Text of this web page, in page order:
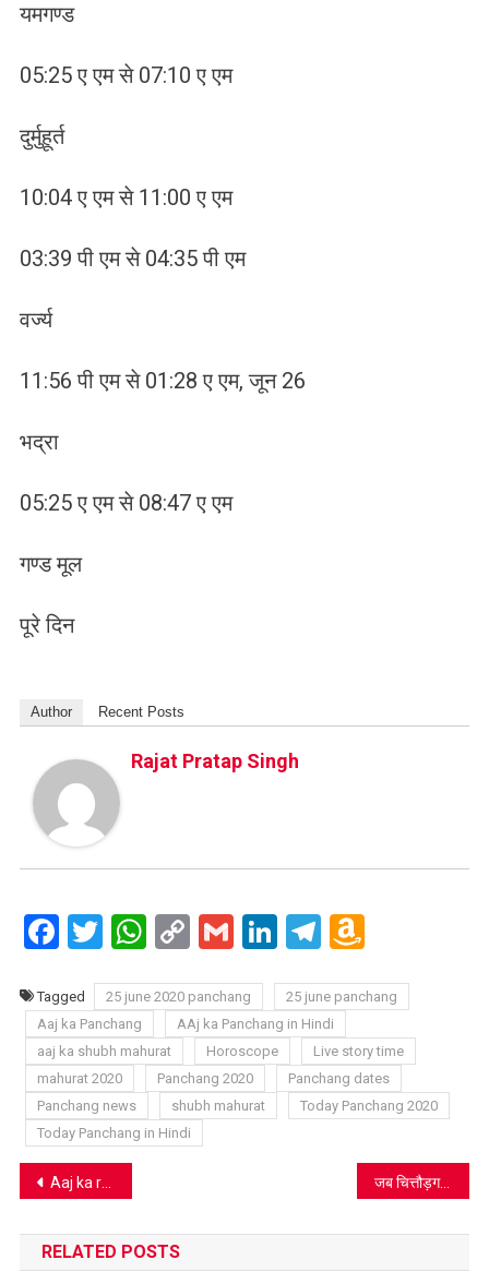
यमगण्ड
05:25 ए एम से 07:10 ए एम
दुर्मुहूर्त
10:04 ए एम से 11:00 ए एम
03:39 पी एम से 04:35 पी एम
वर्ज्य
11:56 पी एम से 01:28 ए एम, जून 26
भद्रा
05:25 ए एम से 08:47 ए एम
गण्ड मूल
पूरे दिन
Author Recent Posts
Rajat Pratap Singh
Facebook
Twitter
WhatsApp
CopyGmailLinkedIn
Telegram
Amazon
List
Tagged 25 june 2020 panchang
25 june panchang
Aaj ka Panchang
AAj ka Panchang in Hindi
aaj ka shubh mahurat
Horoscope
Live story time
mahurat 2020
Panchang 2020
Panchang dates
Panchang news
shubh mahurat
Today Panchang 2020
Today Panchang in Hindi
Post
navigation
Aaj ka rashifal 25 June 2020 : इस राशि वाले लोगो को हो सकती है शारीरिक हानि जब चित्तौड़गढ़ पहुंचे दादाजी महाराज, झंकृत हुए मन के साज
RELATED POSTS